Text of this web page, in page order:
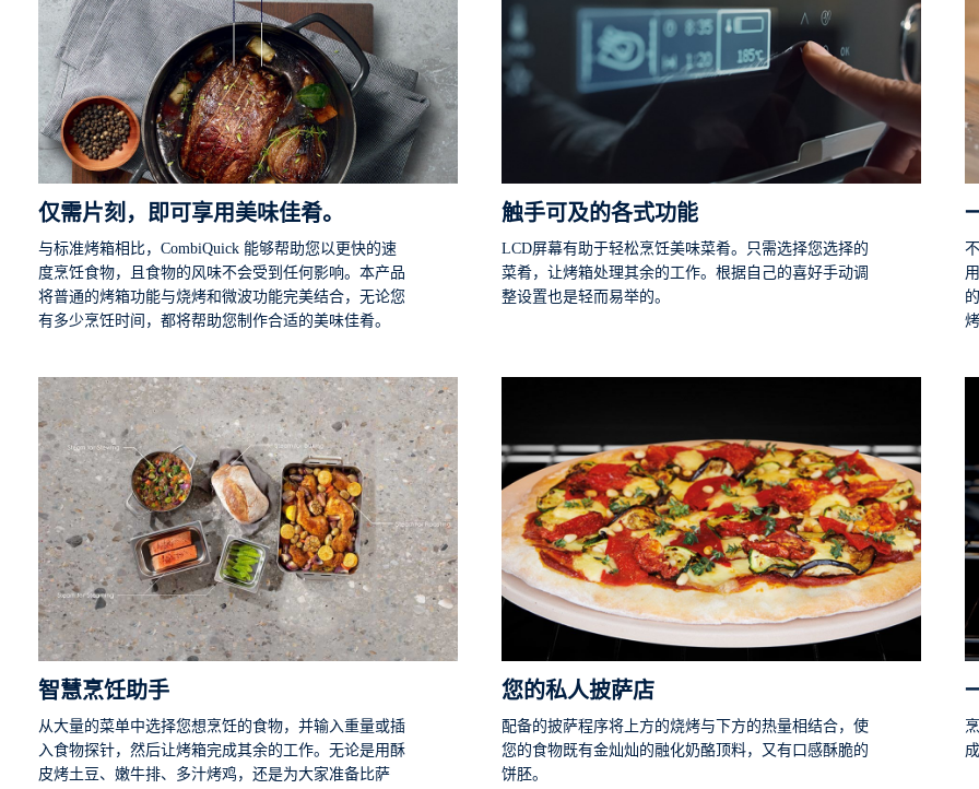
仅需片刻，即可享用美味佳肴。
与标准烤箱相比，CombiQuick 能够帮助您以更快的速
度烹饪食物，且食物的风味不会受到任何影响。本产品
将普通的烤箱功能与烧烤和微波功能完美结合，无论您
有多少烹饪时间，都将帮助您制作合适的美味佳肴。
触手可及的各式功能
LCD屏幕有助于轻松烹饪美味菜肴。只需选择您选择的
菜肴，让烤箱处理其余的工作。根据自己的喜好手动调
整设置也是轻而易举的。
智慧烹饪助手
从大量的菜单中选择您想烹饪的食物，并输入重量或插
入食物探针，然后让烤箱完成其余的工作。无论是用酥
皮烤土豆、嫩牛排、多汁烤鸡，还是为大家准备比萨
您的私人披萨店
配备的披萨程序将上方的烧烤与下方的热量相结合，使
您的食物既有金灿灿的融化奶酪顶料，又有口感酥脆的
饼胚。